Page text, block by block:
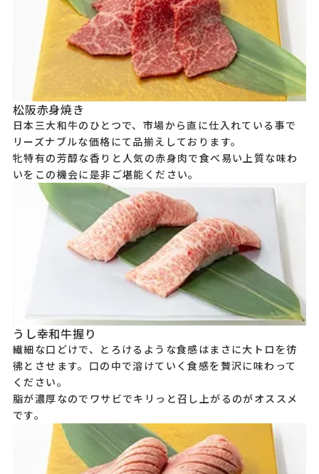
松阪赤身焼き
日本三大和牛のひとつで、市場から直に仕入れている事で
リーズナブルな価格にて品揃えしております。
牝特有の芳醇な香りと人気の赤身肉で食べ易い上質な味わ
いをこの機会に是非ご堪能ください。
うし幸和牛握り
繊細な口どけで、とろけるような食感はまさに大トロを彷
彿とさせます。口の中で溶けていく食感を贅沢に味わって
ください。
脂が濃厚なのでワサビでキリっと召し上がるのがオススメ
です。